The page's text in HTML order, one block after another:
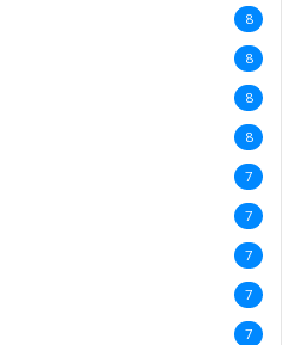
8
8
8
8
7
7
7
7
7